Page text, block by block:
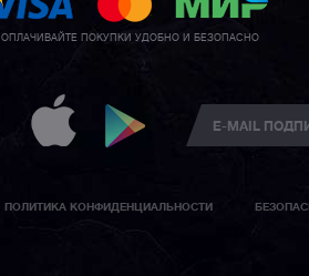
ОПЛАЧИВАЙТЕ ПОКУПКИ УДОБНО И БЕЗОПАСНО
ПОЛИТИКА КОНФИДЕНЦИАЛЬНОСТИ